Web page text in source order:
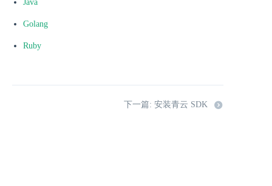
Java
Golang
Ruby
下一篇: 安装青云 SDK